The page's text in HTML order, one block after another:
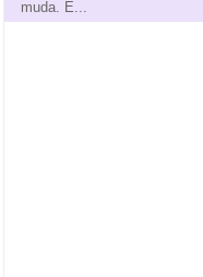
muda. E...